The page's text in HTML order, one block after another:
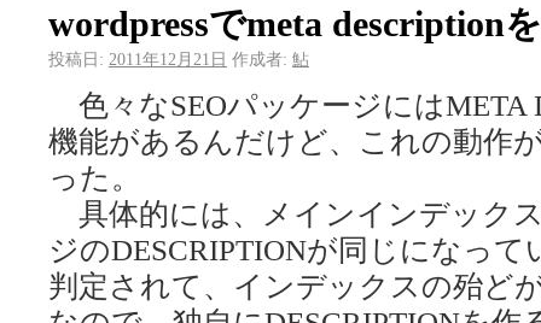
wordpressでmeta description
投稿日: 2011年12月21日 作成者: 鮎
色々なSEOパッケージにはMETA
機能があるんだけど、これの動作
った。
具体的には、メインインデック
ジのDESCRIPTIONが同じになっ
判定されて、インデックスの殆ど